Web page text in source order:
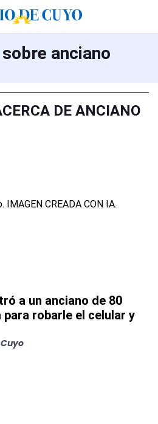
anciano
DE ANCIANO
a un anciano de 80
robarle el celular y